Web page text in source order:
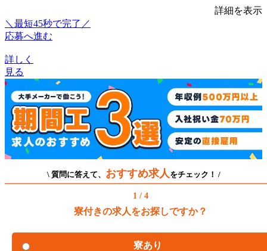
詳細を表示
＼最短45秒で完了／
応募へ進む
詳しく
見る
\ 質問に答えて、 おすすめ求人 をチェック！ /
1 / 4
寮付きの求人をお探しですか？
寮あり